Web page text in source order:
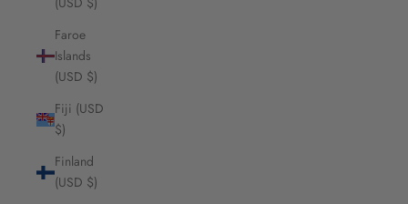
Faroe
Islands
(USD $)
Fiji (USD
$)
Finland
(USD $)